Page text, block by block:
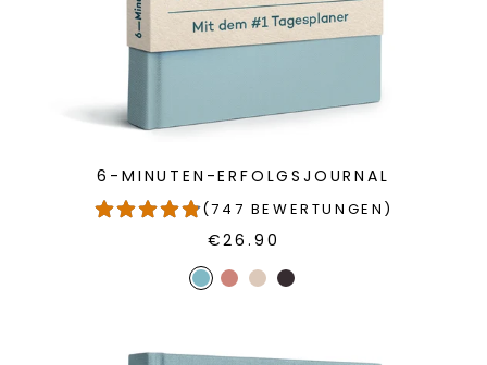
6-MINUTEN-ERFOLGSJOURNAL
(747 BEWERTUNGEN)
€26.90